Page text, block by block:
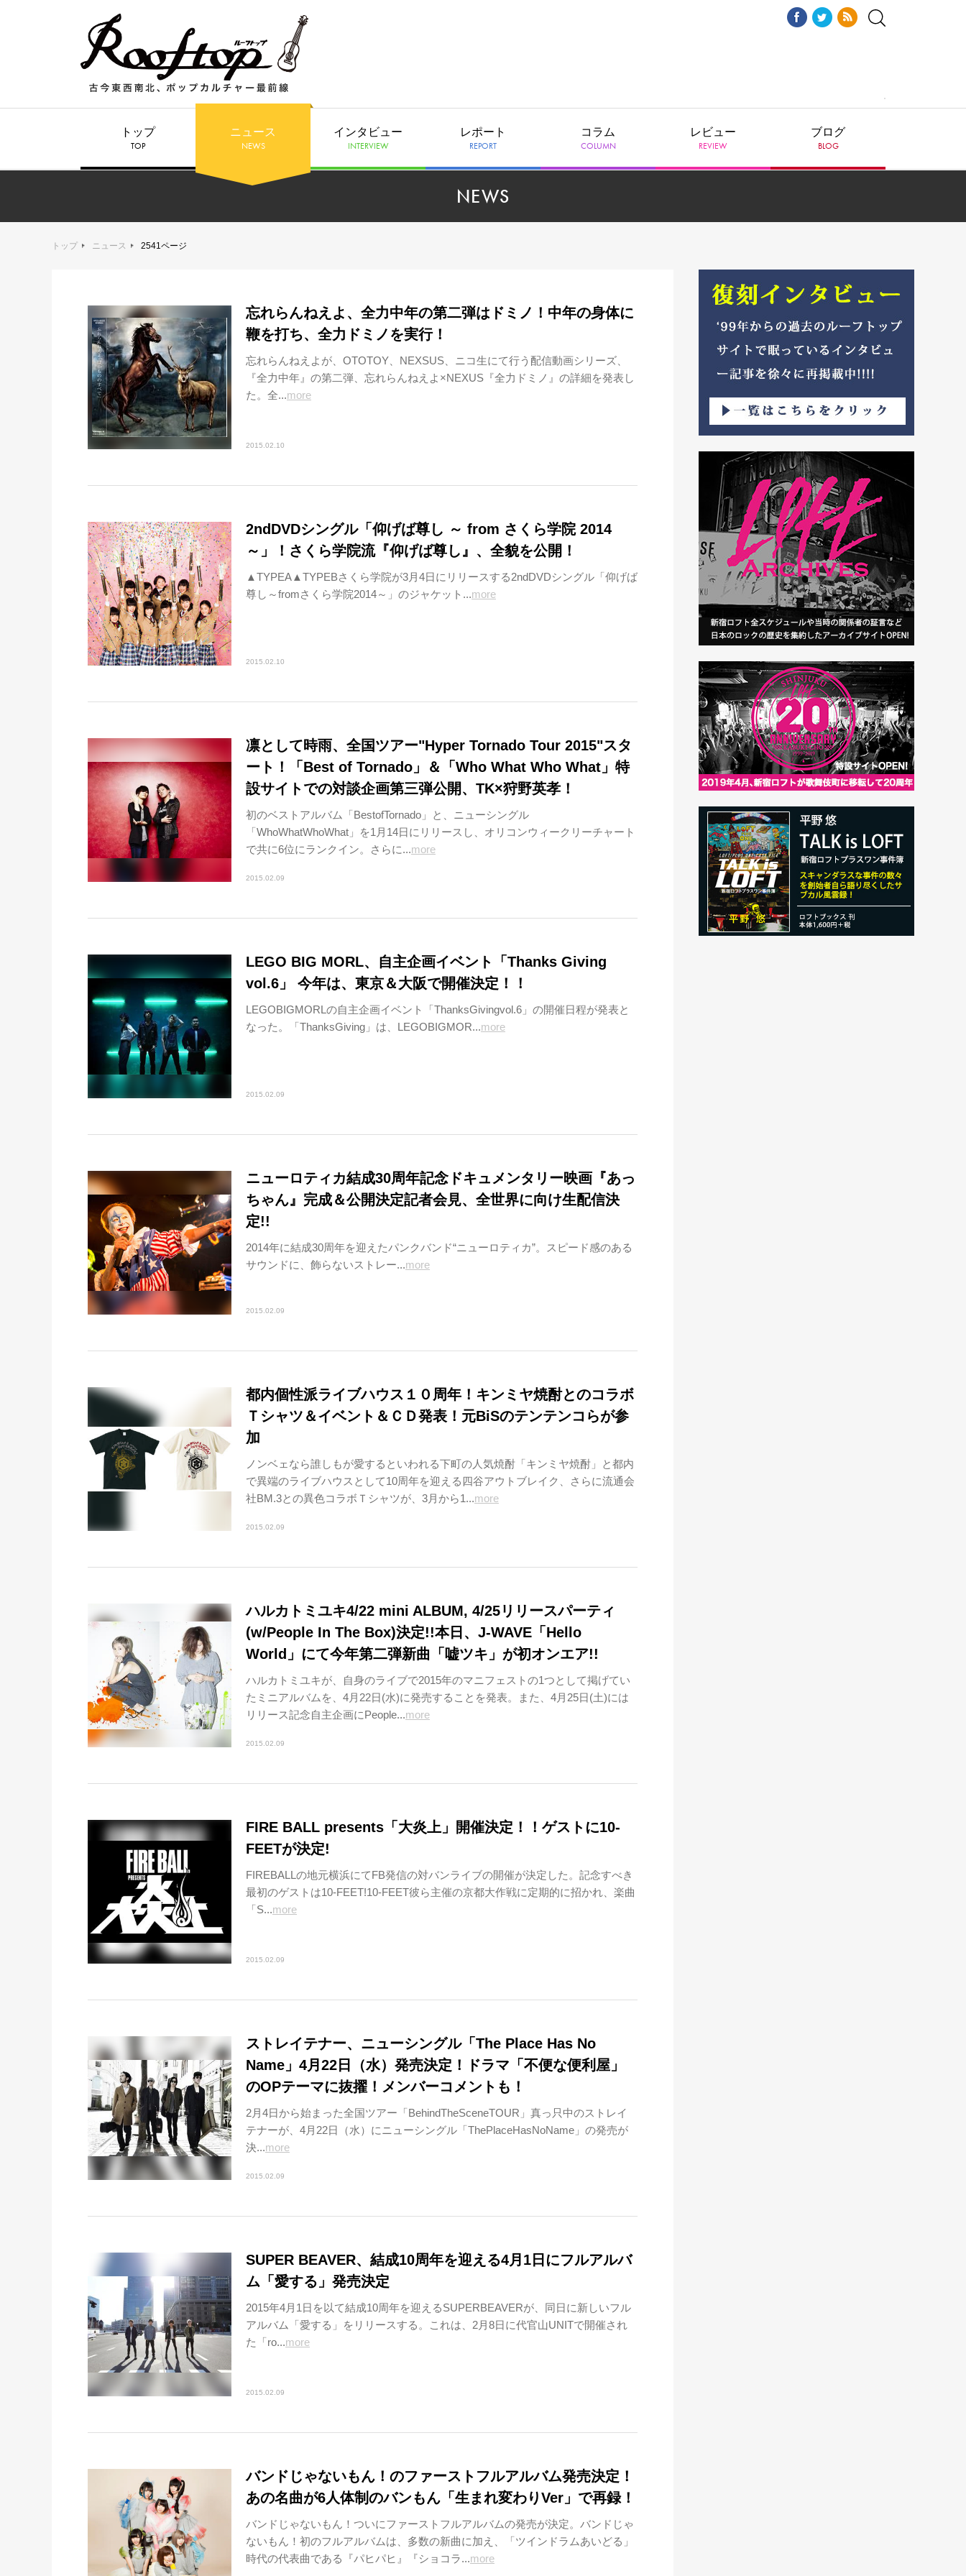
トップ
TOP
ニュース
NEWS
インタビュー
INTERVIEW
レポート
REPORT
コラム
COLUMN
レビュー
REVIEW
ブログ
BLOG
NEWS
トップ ニュース 2541ページ
忘れらんねえよ、全力中年の第二弾はドミノ！中年の身体に
鞭を打ち、全力ドミノを実行！
忘れらんねえよが、OTOTOY、NEXSUS、ニコ生にて行う配信動画シリーズ、
『全力中年』の第二弾、忘れらんねえよ×NEXUS『全力ドミノ』の詳細を発表し
た。全...more
2015.02.10
2ndDVDシングル「仰げば尊し ～ from さくら学院 2014
～」！さくら学院流『仰げば尊し』、全貌を公開！
▲TYPEA▲TYPEBさくら学院が3月4日にリリースする2ndDVDシングル「仰げば
尊し～fromさくら学院2014～」のジャケット...more
2015.02.10
凛として時雨、全国ツアー"Hyper Tornado Tour 2015"スタ
ート！「Best of Tornado」＆「Who What Who What」特
設サイトでの対談企画第三弾公開、TK×狩野英孝！
初のベストアルバム「BestofTornado」と、ニューシングル
「WhoWhatWhoWhat」を1月14日にリリースし、オリコンウィークリーチャート
で共に6位にランクイン。さらに...more
2015.02.09
LEGO BIG MORL、自主企画イベント「Thanks Giving
vol.6」 今年は、東京＆大阪で開催決定！！
LEGOBIGMORLの自主企画イベント「ThanksGivingvol.6」の開催日程が発表と
なった。「ThanksGiving」は、LEGOBIGMOR...more
2015.02.09
ニューロティカ結成30周年記念ドキュメンタリー映画『あっ
ちゃん』完成＆公開決定記者会見、全世界に向け生配信決
定!!
2014年に結成30周年を迎えたパンクバンド“ニューロティカ”。スピード感のある
サウンドに、飾らないストレー...more
2015.02.09
都内個性派ライブハウス１０周年！キンミヤ焼酎とのコラボ
Ｔシャツ＆イベント＆ＣＤ発表！元BiSのテンテンコらが参
加
ノンベェなら誰しもが愛するといわれる下町の人気焼酎「キンミヤ焼酎」と都内
で異端のライブハウスとして10周年を迎える四谷アウトブレイク、さらに流通会
社BM.3との異色コラボＴシャツが、3月から1...more
2015.02.09
ハルカトミユキ4/22 mini ALBUM, 4/25リリースパーティ
(w/People In The Box)決定!!本日、J-WAVE「Hello
World」にて今年第二弾新曲「嘘ツキ」が初オンエア!!
ハルカトミユキが、自身のライブで2015年のマニフェストの1つとして掲げてい
たミニアルバムを、4月22日(水)に発売することを発表。また、4月25日(土)には
リリース記念自主企画にPeople...more
2015.02.09
FIRE BALL presents「大炎上」開催決定！！ゲストに10-
FEETが決定!
FIREBALLの地元横浜にてFB発信の対バンライブの開催が決定した。記念すべき
最初のゲストは10-FEET!10-FEET彼ら主催の京都大作戦に定期的に招かれ、楽曲
「S...more
2015.02.09
ストレイテナー、ニューシングル「The Place Has No
Name」4月22日（水）発売決定！ドラマ「不便な便利屋」
のOPテーマに抜擢！メンバーコメントも！
2月4日から始まった全国ツアー「BehindTheSceneTOUR」真っ只中のストレイ
テナーが、4月22日（水）にニューシングル「ThePlaceHasNoName」の発売が
決...more
2015.02.09
SUPER BEAVER、結成10周年を迎える4月1日にフルアルバ
ム「愛する」発売決定
2015年4月1日を以て結成10周年を迎えるSUPERBEAVERが、同日に新しいフル
アルバム「愛する」をリリースする。これは、2月8日に代官山UNITで開催され
た「ro...more
2015.02.09
バンドじゃないもん！のファーストフルアルバム発売決定！
あの名曲が6人体制のバンもん「生まれ変わりVer」で再録！
バンドじゃないもん！ついにファーストフルアルバムの発売が決定。バンドじゃ
ないもん！初のフルアルバムは、多数の新曲に加え、「ツインドラムあいどる」
時代の代表曲である『パヒパヒ』『ショコラ...more